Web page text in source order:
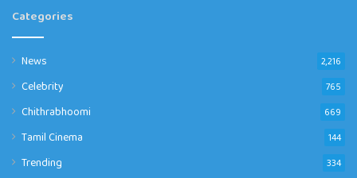
Categories
News 2,216
Celebrity 765
Chithrabhoomi 669
Tamil Cinema 144
Trending 334